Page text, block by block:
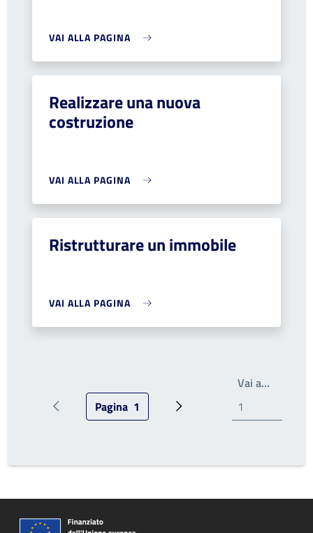
VAI ALLA PAGINA
Realizzare una nuova
costruzione
VAI ALLA PAGINA
Ristrutturare un immobile
VAI ALLA PAGINA
Pagina precedentePagina attuale
Pagina 1 Prossima pagina
Vai a…